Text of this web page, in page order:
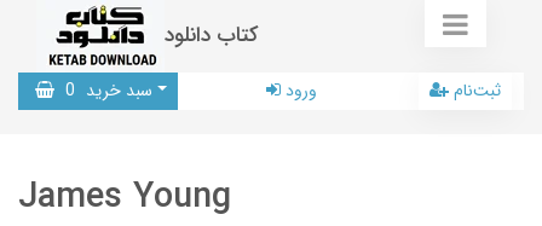
کتاب دانلود
سبد خرید 0 ورود ثبت‌نام
James Young